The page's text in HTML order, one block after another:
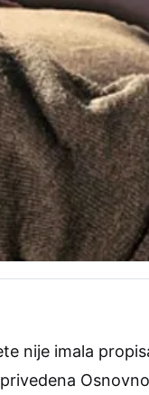
nije imala